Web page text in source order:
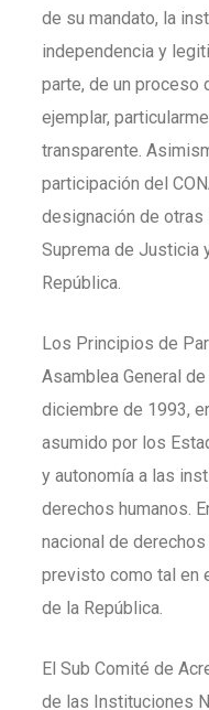
de su mandato, la
independencia y
parte, de un proceso
ejemplar,
transparente.
participación del
designación de
Suprema de Justicia
República.
Los Principios de
Asamblea General
diciembre de 1993,
asumido por los
y autonomía a las
derechos humanos.
nacional de derechos
previsto como tal en
de la República.
El Sub Comité de
de las Instituciones